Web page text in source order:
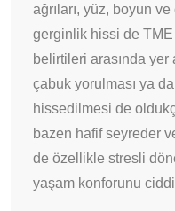
ağrıları, yüz, boyun
gerginlik hissi de
belirtileri arasında yer
çabuk yorulması ya
hissedilmesi de
bazen hafif seyreder
de özellikle stresli
yaşam konforunu